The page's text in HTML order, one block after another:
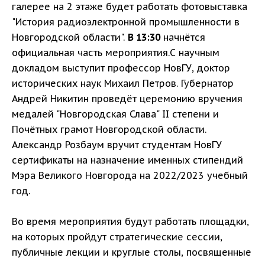
галерее на 2 этаже будет работать фотовыставка
"История радиоэлектронной промышленности в
Новгородской области". В 13:30начнётся
официальная часть мероприятия.С научным
докладом выступит профессор НовГУ, доктор
исторических наук Михаил Петров. Губернатор
Андрей Никитин проведёт церемонию вручения
медалей "Новгородская Слава" II степени и
Почётных грамот Новгородской области.
Александр Розбаум вручит студентам НовГУ
сертификаты на назначение именных стипендий
Мэра Великого Новгорода на 2022/2023 учебный
год.
Во время мероприятия будут работать площадки,
на которых пройдут стратегические сессии,
публичные лекции и круглые столы, посвященные